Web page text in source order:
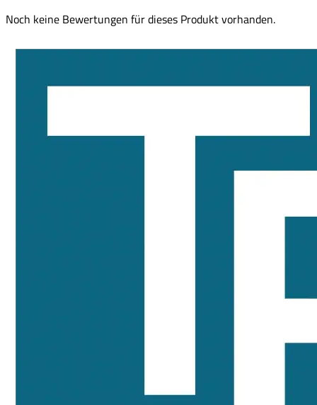
Noch keine Bewertungen für dieses Produkt vorhanden.